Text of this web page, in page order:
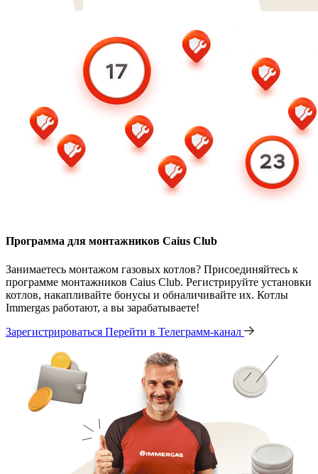
Программа для монтажников Caius Club
Занимаетесь монтажом газовых котлов? Присоединяйтесь к
программе монтажников Caius Club. Регистрируйте установки
котлов, накапливайте бонусы и обналичивайте их. Котлы
Immergas работают, а вы зарабатываете!
Зарегистрироваться Перейти в Телеграмм-канал